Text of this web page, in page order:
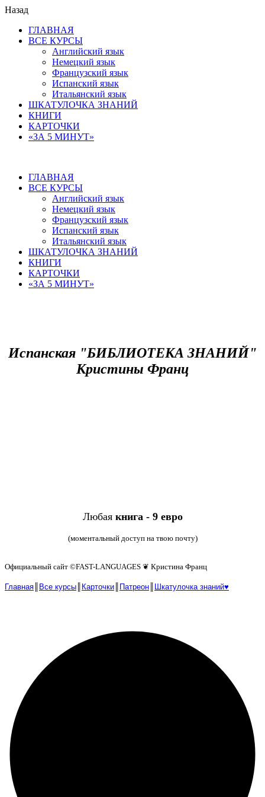
Назад
ГЛАВНАЯ
ВСЕ КУРСЫ
Английский язык
Немецкий язык
Французский язык
Испанский язык
Итальянский язык
ШКАТУЛОЧКА ЗНАНИЙ
КНИГИ
КАРТОЧКИ
«ЗА 5 МИНУТ»
ГЛАВНАЯ
ВСЕ КУРСЫ
Английский язык
Немецкий язык
Французский язык
Испанский язык
Итальянский язык
ШКАТУЛОЧКА ЗНАНИЙ
КНИГИ
КАРТОЧКИ
«ЗА 5 МИНУТ»
Испанская "БИБЛИОТЕКА ЗНАНИЙ"
Кристины Франц
Любая книга - 9 евро
(моментальный доступ на твою почту)
Официальный сайт ©️FAST-LANGUAGES ❦ Кристина Франц
Главная Все курсы Карточки Патреон Шкатулочка знаний♥︎